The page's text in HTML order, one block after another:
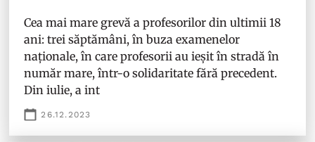
Cea mai mare grevă a profesorilor din ultimii 18
ani: trei săptămâni, în buza examenelor
naționale, în care profesorii au ieșit în stradă în
număr mare, într-o solidaritate fără precedent.
Din iulie, a int
26.12.2023